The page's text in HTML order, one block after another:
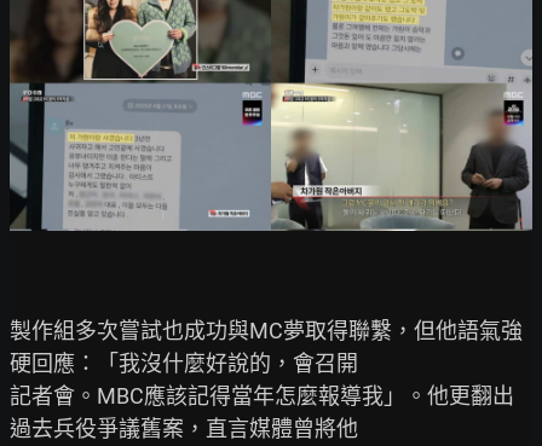
製作組多次嘗試也成功與MC夢取得聯繫，但他語氣強
硬回應：「我沒什麼好說的，會召開
記者會。MBC應該記得當年怎麼報導我」。他更翻出
過去兵役爭議舊案，直言媒體曾將他